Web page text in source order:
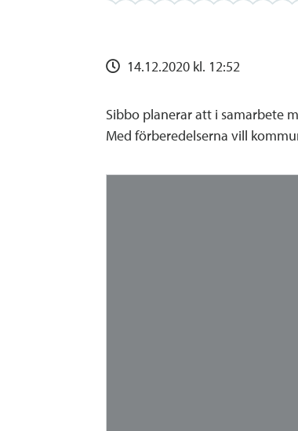
14.12.2020 kl. 12:52
Sibbo planerar att i samarbete
Med förberedelserna vill